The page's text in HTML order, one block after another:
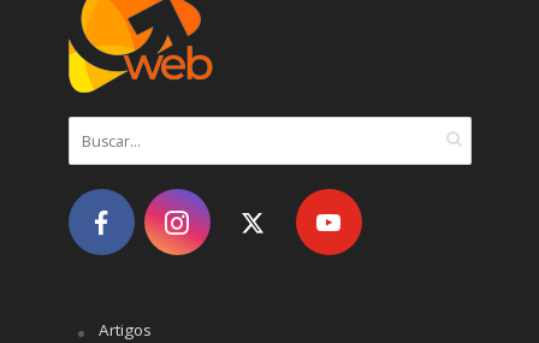
Artigos